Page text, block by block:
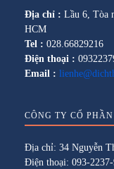
Địa chỉ : Lầu 6, Tòa
HCM
Tel : 028.66829216
Điện thoại :
Email :
CÔNG TY CỔ
Địa chỉ: 34 Nguyễn
Điện thoại: 093-